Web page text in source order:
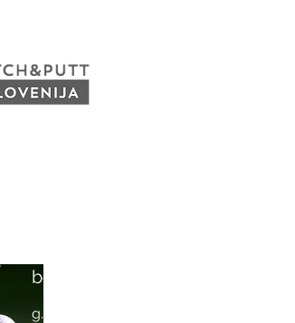
bo prag vstopa v svet golfa
g. Anton Horvatič